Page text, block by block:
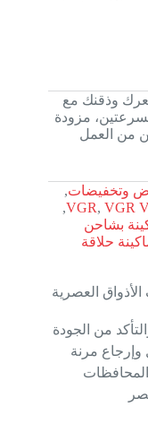
وذقنك مع
مزودة
من العمل
وتخفيضات,
VGR, VGR
,
بشاحن
حلاقة
العصرية
من الجودة
مرنة